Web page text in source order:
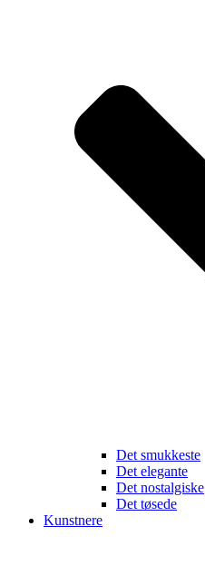
Det smukkeste
Det elegante
Det nostalgiske
Det tøsede
Kunstnere